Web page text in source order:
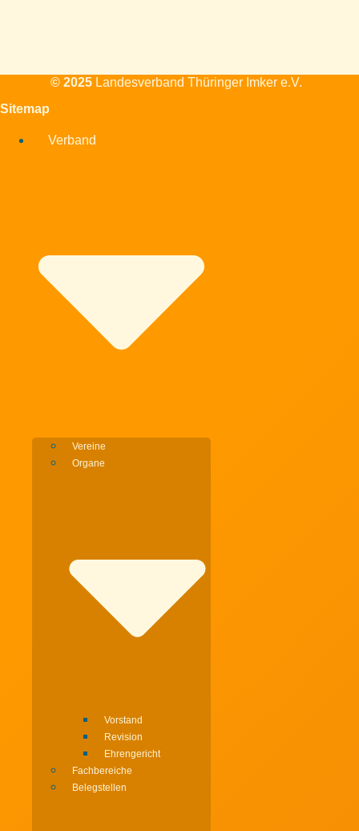
© 2025 Landesverband Thüringer Imker e.V.
Sitemap
Verband
Vereine
Organe
Vorstand
Revision
Ehrengericht
Fachbereiche
Belegstellen